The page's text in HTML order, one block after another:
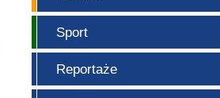
Sport
Reportaże